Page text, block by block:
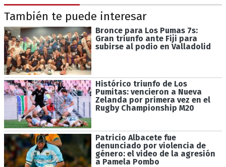
También te puede interesar
Bronce para Los Pumas 7s:
Gran triunfo ante Fiji para
subirse al podio en Valladolid
Histórico triunfo de Los
Pumitas: vencieron a Nueva
Zelanda por primera vez en el
Rugby Championship M20
Patricio Albacete fue
denunciado por violencia de
género: el video de la agresión
a Pamela Pombo